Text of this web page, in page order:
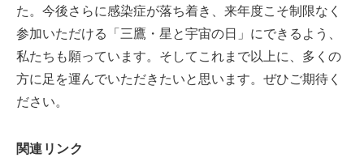
た。今後さらに感染症が落ち着き、来年度こそ制限なく
参加いただける「三鷹・星と宇宙の日」にできるよう、
私たちも願っています。そしてこれまで以上に、多くの
方に足を運んでいただきたいと思います。ぜひご期待く
ださい。
関連リンク